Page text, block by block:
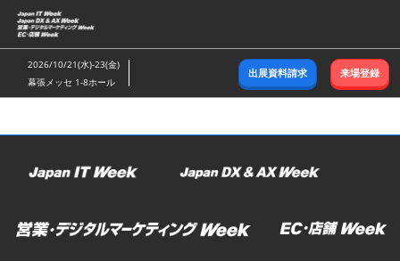
ス
キ
ッ
し
2026/10/21(水)-23(金)
幕張メッセ 1-8ホール
出展資料請求 来場登録